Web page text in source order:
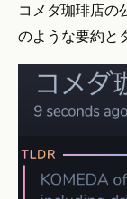
コメダ珈琲店の
のような要約と